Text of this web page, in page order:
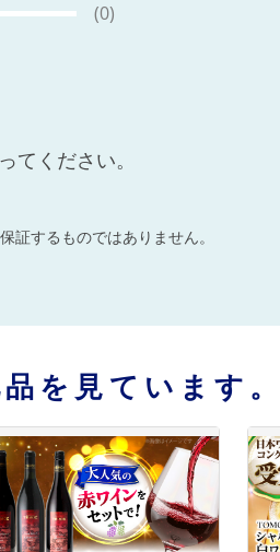
(0)
てください。
証するものではありません。
を見ています。